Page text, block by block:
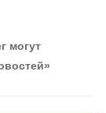
могут